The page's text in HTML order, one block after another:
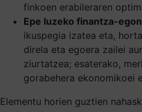
finkoen erabileraren
Epe luzeko finantza-
ikuspegia izatea eta,
direla eta egoera zailei
ziurtatzea; esaterako,
gorabehera ekonomikoei
Elementu horien guztien